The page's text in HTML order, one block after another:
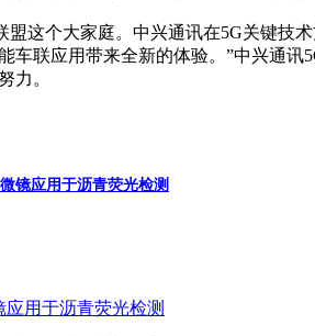
盟这个大家庭。中兴通讯在5G关键技
车联应用带来全新的体验。”中兴通
力。
镜应用于沥青荧光检测
用于沥青荧光检测